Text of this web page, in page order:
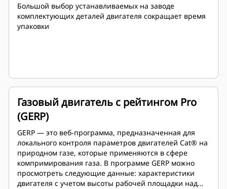
Большой выбор устанавливаемых на заводе
комплектующих деталей двигателя сокращает время
упаковки
Газовый двигатель с рейтингом Pro
(GERP)
GERP ― это веб-программа, предназначенная для
локального контроля параметров двигателей Cat® на
природном газе, которые применяются в сфере
компримирования газа. В программе GERP можно
просмотреть следующие данные: характеристики
двигателя с учетом высоты рабочей площадки над